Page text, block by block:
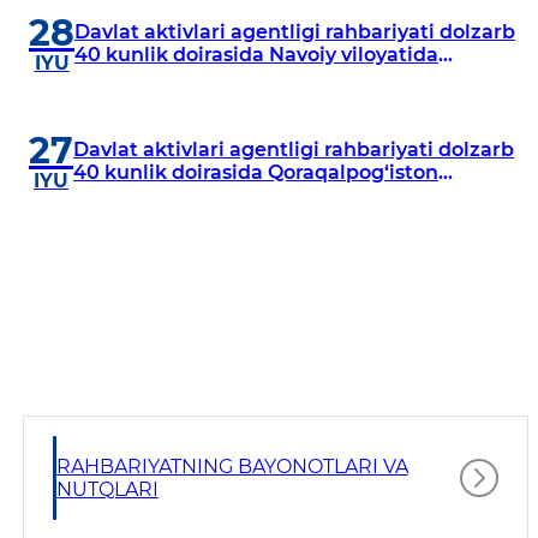
28
IYU
Davlat aktivlari agentligi rahbariyati dolzarb
40 kunlik doirasida Navoiy viloyatida
27
IYU
Davlat aktivlari agentligi rahbariyati dolzarb
40 kunlik doirasida Qoraqalpog‘iston
RAHBARIYATNING BAYONOTLARI VA
NUTQLARI